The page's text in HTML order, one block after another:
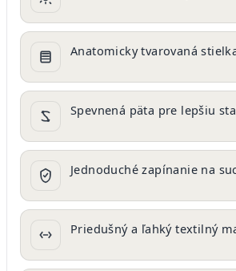
Anatomicky tvarovaná
Spevnená päta pre lepšiu
Jednoduché zapínanie na
Priedušný a ľahký textilný